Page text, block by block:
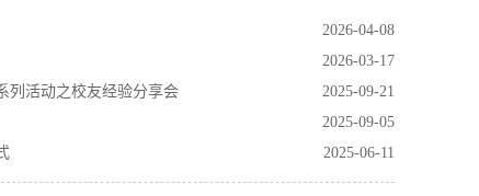
2026-04-08
2026-03-17
2025-09-21
活动之校友经验分享会
2025-09-05
2025-06-11